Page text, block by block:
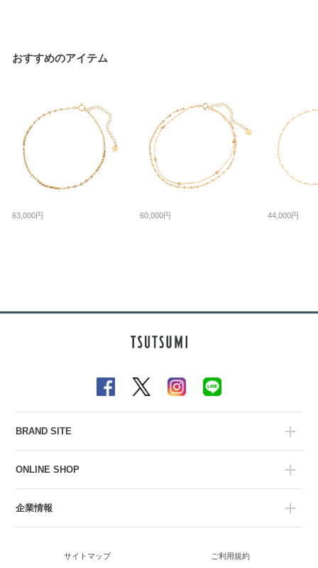
おすすめのアイテム
63,000円 60,000円 44,000円
BRAND SITE
ONLINE SHOP
企業情報
サイトマップ ご利用規約